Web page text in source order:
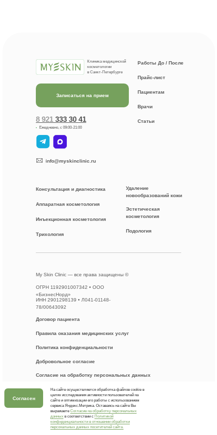
Клиника медицинской
косметологии
в Санкт-Петербурге
8 921 333 30 41
Ежедневно, с 09:00-21:00
info@myskinclinic.ru
Записаться на прием
Работы До / После
Прайс-лист
Пациентам
Врачи
Статьи
Консультация и диагностика
Аппаратная косметология
Инъекционная косметология
Удаление
новообразований кожи
Эстетическая
косметология
Подология
Договор пациента
Правила оказания медицинских услуг
Политика конфиденциальности
Добровольное согласие
Согласие на обработку персональных данных
Разработка сайта
My Skin Clinic — все права защищены ©
ОГРН 1192901007342 • ООО
«БизнесНорд»
ИНН 2901298139 • Л041-01148-
78/00643092
ИМЕЮТСЯ ПРОТИВОПОКАЗАНИЯ. НЕОБХОДИМО
ПРОКОНСУЛЬТИРОВАТЬСЯ СО СПЕЦИАЛИСТОМ
Трихология
Согласен
На сайте осуществляется обработка файлов cookie в
целях исследования активности пользователей на
сайте и оптимизации его работы с использованием
сервиса Яндекс.Метрика. Оставаясь на сайте Вы
выражаете Согласие на обработку персональных
данных в соответствии с Политикой
конфиденциальности в отношении обработки
персональных данных посетителей сайта.